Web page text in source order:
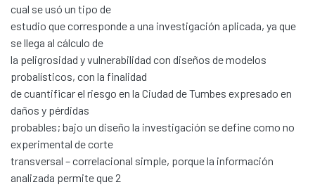
cual se usó un tipo de
estudio que corresponde a una investigación aplicada, ya que
se llega al cálculo de
la peligrosidad y vulnerabilidad con diseños de modelos
probalísticos, con la finalidad
de cuantificar el riesgo en la Ciudad de Tumbes expresado en
daños y pérdidas
probables; bajo un diseño la investigación se define como no
experimental de corte
transversal – correlacional simple, porque la información
analizada permite que 2